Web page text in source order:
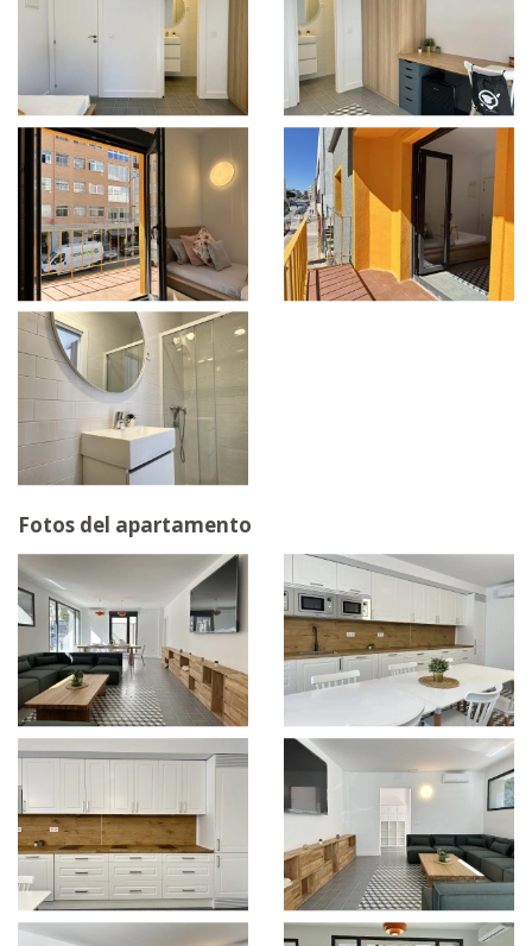
Fotos del apartamento